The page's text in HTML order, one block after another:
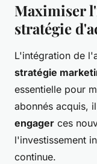
Maximiser
stratégie
L'intégration de
stratégie
essentielle pour
abonnés acquis,
engager ces
l'investissement
continue.